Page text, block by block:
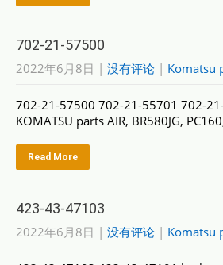
702-21-57500
2022年6月8日 | 没有评论 | Komatsu
702-21-57500 702-21-55701 702-
KOMATSU parts AIR, BR580JG,
Read More
423-43-47103
2022年6月8日 | 没有评论 | Komatsu